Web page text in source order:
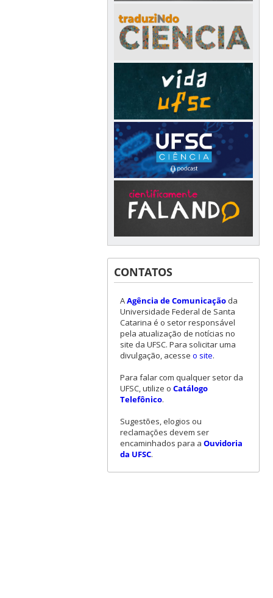
CONTATOS
AAgência de Comunicaçãoda
Universidade Federal de Santa
Catarina é o setor responsável
pela atualização de notícias no
site da UFSC. Para solicitar uma
divulgação, acesse o site.
Para falar com qualquer setor da
UFSC, utilize o Catálogo
Telefônico.
Sugestões, elogios ou
reclamações devem ser
encaminhados para a Ouvidoria
da UFSC.